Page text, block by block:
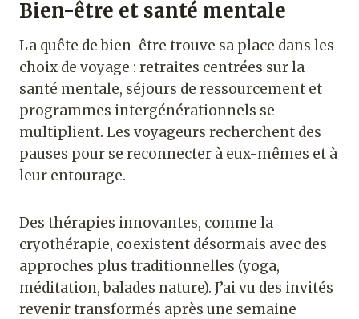
Bien-être et santé mentale
La quête de bien-être trouve sa place dans les
choix de voyage : retraites centrées sur la
santé mentale, séjours de ressourcement et
programmes intergénérationnels se
multiplient. Les voyageurs recherchent des
pauses pour se reconnecter à eux-mêmes et à
leur entourage.
Des thérapies innovantes, comme la
cryothérapie, coexistent désormais avec des
approches plus traditionnelles (yoga,
méditation, balades nature). J’ai vu des invités
revenir transformés après une semaine